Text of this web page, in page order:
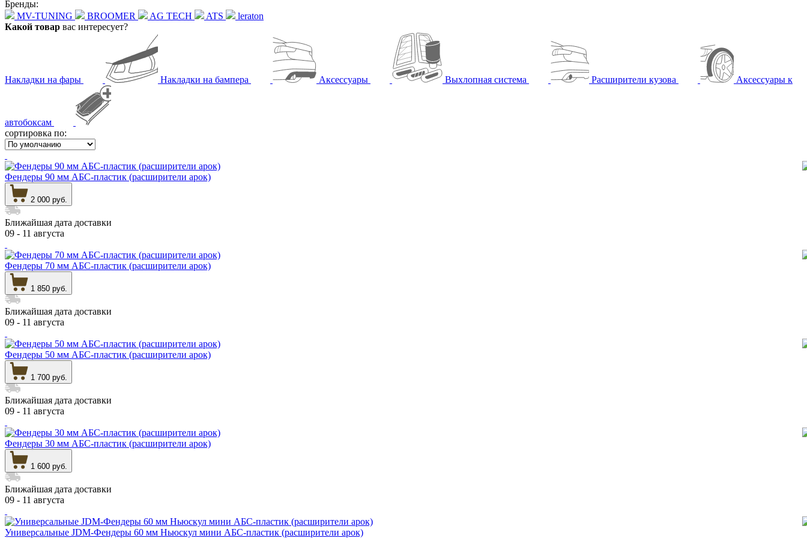
Бренды:
MV-TUNING
BROOMER AG TECH ATS
leraton
Какой товар вас интересует?
Накладки на фары Накладки на бампера Аксессуары Выхлопная система Расширители кузова Аксессуары к
автобоксам
сортировка по:
Фендеры 90 мм АБС-пластик (расширители арок)
2 000 руб.
Ближайшая дата доставки
09 - 11 августа
Фендеры 70 мм АБС-пластик (расширители арок)
1 850 руб.
Ближайшая дата доставки
09 - 11 августа
Фендеры 50 мм АБС-пластик (расширители арок)
1 700 руб.
Ближайшая дата доставки
09 - 11 августа
Фендеры 30 мм АБС-пластик (расширители арок)
1 600 руб.
Ближайшая дата доставки
09 - 11 августа
Универсальные JDM-Фендеры 60 мм Ньюскул мини АБС-пластик (расширители арок)